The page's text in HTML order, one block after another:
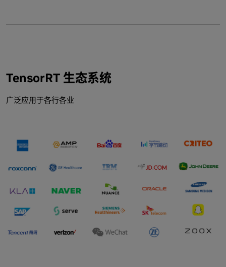
TensorRT 生态系统
广泛应用于各行各业